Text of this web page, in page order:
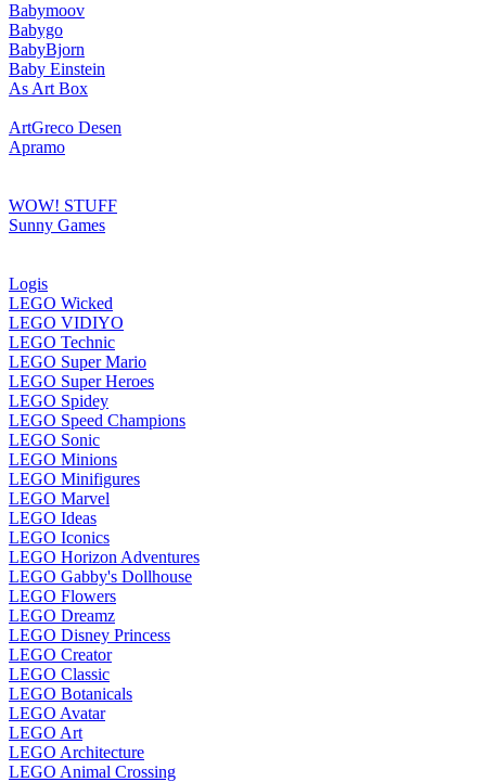
Babymoov
Babygo
BabyBjorn
Baby Einstein
As Art Box
ArtGreco Desen
Apramo
WOW! STUFF
Sunny Games
Logis
LEGO Wicked
LEGO VIDIYO
LEGO Technic
LEGO Super Mario
LEGO Super Heroes
LEGO Spidey
LEGO Speed Champions
LEGO Sonic
LEGO Minions
LEGO Minifigures
LEGO Marvel
LEGO Ideas
LEGO Iconics
LEGO Horizon Adventures
LEGO Gabby's Dollhouse
LEGO Flowers
LEGO Dreamz
LEGO Disney Princess
LEGO Creator
LEGO Classic
LEGO Botanicals
LEGO Avatar
LEGO Art
LEGO Architecture
LEGO Animal Crossing